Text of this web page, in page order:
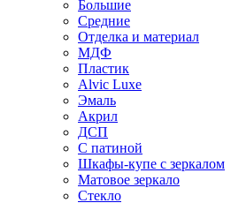
Большие
Средние
Отделка и материал
МДФ
Пластик
Alvic Luxe
Эмаль
Акрил
ДСП
С патиной
Шкафы-купе с зеркалом
Матовое зеркало
Стекло